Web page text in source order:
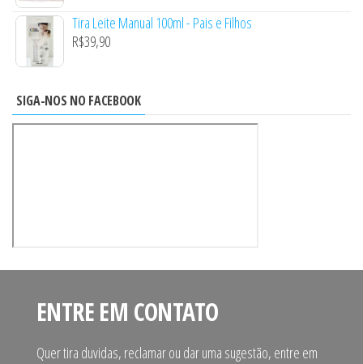
Tira Leite Manual 100ml - Pais e Filhos
R$39,90
SIGA-NOS NO FACEBOOK
ENTRE EM CONTATO
Quer tira duvidas, reclamar ou dar uma sugestão, entre em